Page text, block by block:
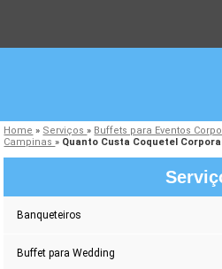
Home » Serviços» Buffets para Eventos
Campinas» Quanto Custa Coquetel
Banqueteiros
Buffet para Wedding